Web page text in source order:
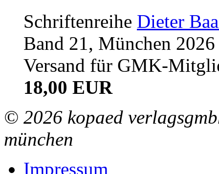
Schriftenreihe Dieter
Band 21, München
Versand für GMK-
18,00 EUR
© 2026 kopaed
münchen
Impressum